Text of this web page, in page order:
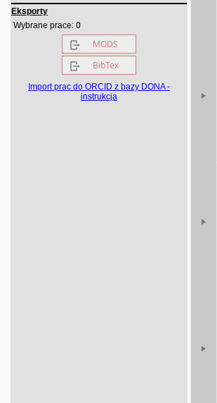
Eksporty
Wybrane prace: 0
MODS
BibTex
Import prac do ORCID z bazy DONA -
instrukcja